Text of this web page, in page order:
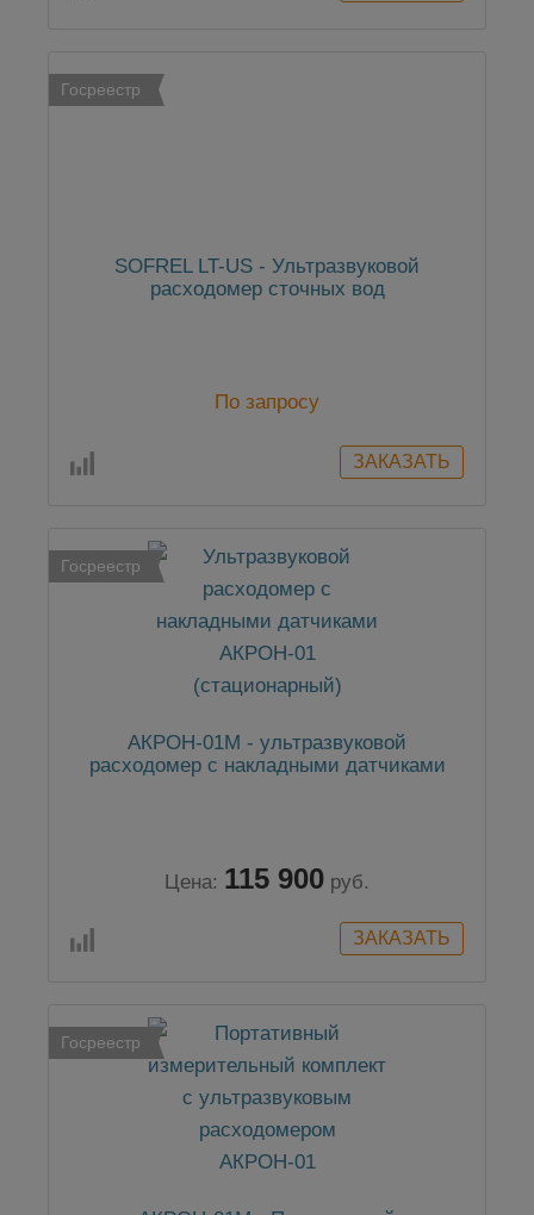
Госреестр
SOFREL LT-US - Ультразвуковой
расходомер сточных вод
По запросу
Госреестр
АКРОН-01М - ультразвуковой
расходомер с накладными датчиками
Цена: 115 900 руб.
Госреестр